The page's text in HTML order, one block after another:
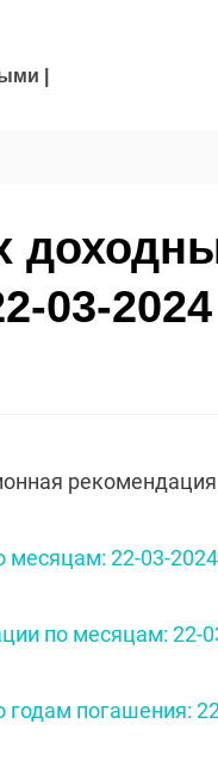
|
03-2024
рекомендация
22-03-2024
по месяцам: 22-
погашения: